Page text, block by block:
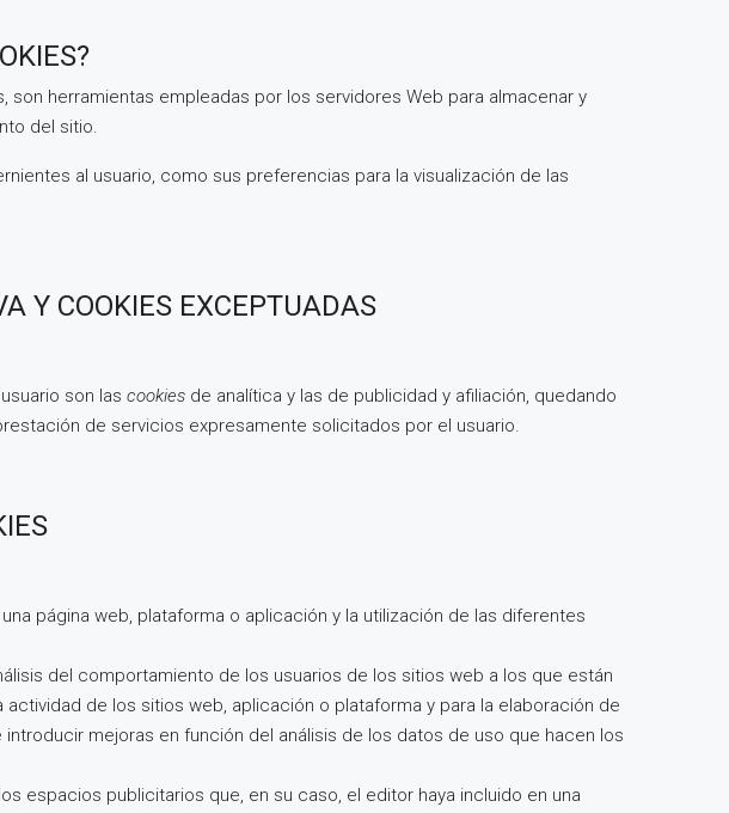
son herramientas empleadas por los servidores Web para almacenar y
del sitio.
al usuario, como sus preferencias para la visualización de las
Y COOKIES EXCEPTUADAS
son las cookies de analítica y las de publicidad y afiliación, quedando
de servicios expresamente solicitados por el usuario.
página web, plataforma o aplicación y la utilización de las diferentes
del comportamiento de los usuarios de los sitios web a los que están
actividad de los sitios web, aplicación o plataforma y para la elaboración de
mejoras en función del análisis de los datos de uso que hacen los
espacios publicitarios que, en su caso, el editor haya incluido en una